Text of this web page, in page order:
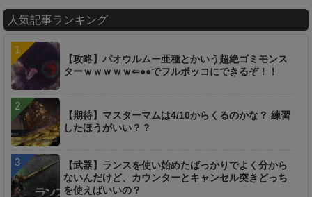
u
e
人気記事ランキング
【攻略】パオウルムー亜種とかいう超絶ゴミモンス
ターｗｗｗｗｗ⇐●●でフルボッコにできるぞ！！
【期待】マスターマムは4/10からくるのかな？ 練習
したほうがいい？？
【武器】ランスを使い始めたばっかりでよく分から
ないんだけど、カウンターとキャンセル突きどっち
を使えばいいの？